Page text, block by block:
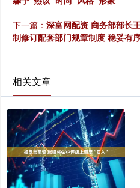
下一篇： 深富网配资 商务部部长
制修订配套部门规章制度 稳妥有
相关文章